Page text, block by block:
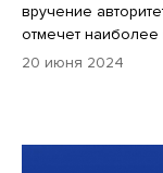
вручение
отмечет наиболее
20 июня 2024